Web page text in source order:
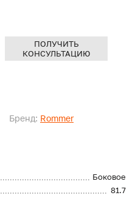
Бренд: Rommer
Боковое
81.7
ПОЛУЧИТЬ
КОНСУЛЬТАЦИЮ